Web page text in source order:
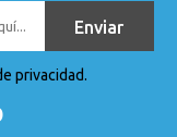
privacidad.